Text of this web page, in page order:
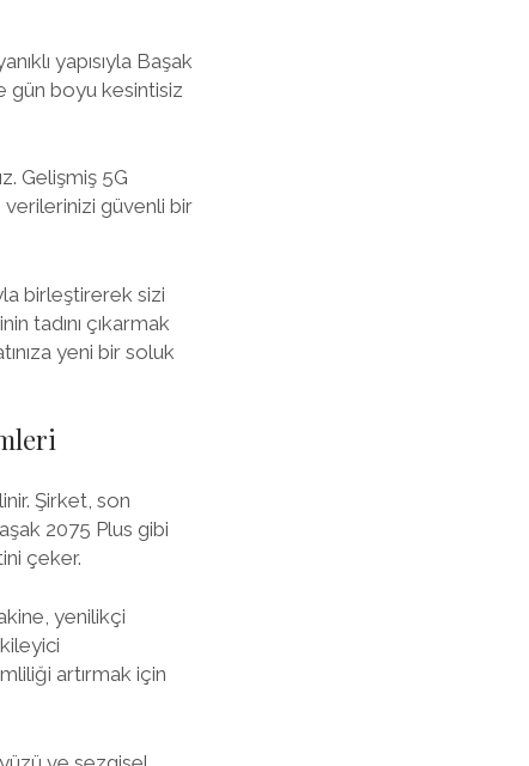
yapısıyla Başak
gün boyu kesintisiz
Gelişmiş 5G
verilerinizi güvenli bir
birleştirerek sizi
tadını çıkarmak
yeni bir soluk
Şirket, son
2075 Plus gibi
çeker.
yenilikçi
artırmak için